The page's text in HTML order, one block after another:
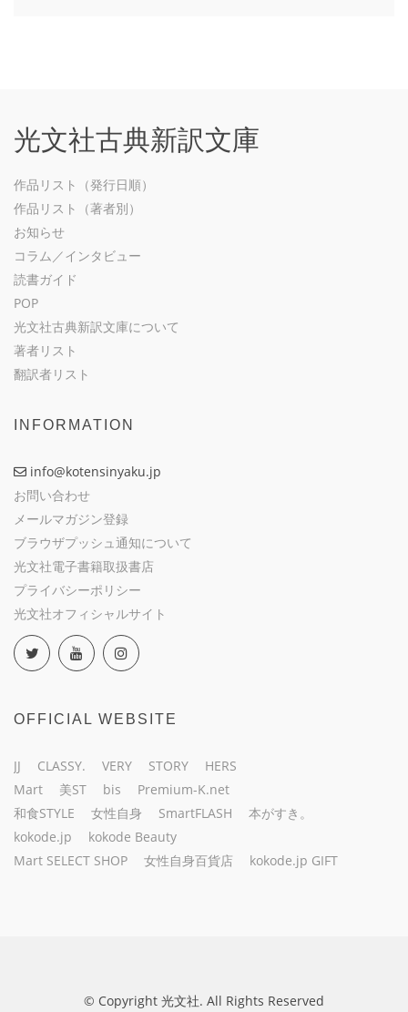
光文社古典新訳文庫
作品リスト（発行日順）
作品リスト（著者別）
お知らせ
コラム／インタビュー
読書ガイド
POP
光文社古典新訳文庫について
著者リスト
翻訳者リスト
INFORMATION
info@kotensinyaku.jp
お問い合わせ
メールマガジン登録
ブラウザプッシュ通知について
光文社電子書籍取扱書店
プライバシーポリシー
光文社オフィシャルサイト
OFFICIAL WEBSITE
JJ CLASSY. VERY STORY
HERS
Mart
美ST bis
Premium-K.net
和食STYLE
女性自身 SmartFLASH
本がすき。
kokode.jp
kokode Beauty
Mart SELECT SHOP
女性自身百貨店 kokode.jp GIFT
© Copyright 光文社. All Rights Reserved